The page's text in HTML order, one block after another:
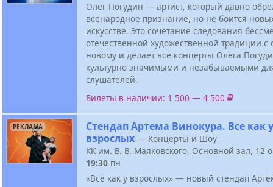
Олег Погудин — артист, который давно
всенародное признание, но не боится
искусстве. Это сочетание следования
отечественной художественной традиции с
новому и делает все концерты Олега
культурно значимыми и незабываемыми
слушателей.
Билеты в наличии: 1 500 — 4 500
РЕКЛАМА
Стендап Артема Винокура. Все как у
взрослых — Концерты и Шоу
КК им. В. В. Маяковского, Основной зал, 12
19:30 пн
«Всё как у взрослых» — новый стендап